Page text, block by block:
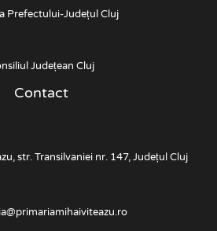
Prefectului-Județul Cluj
Județean Cluj
Contact
str. Transilvaniei nr. 147, Județul Cluj